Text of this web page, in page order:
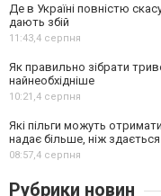
Де в Україні повністю
дають збій
11:43,4 серпня
Як правильно зібрати
найнеобхідніше
10:21,4 серпня
Які пільги можуть
надає більше, ніж здається
08:57,4 серпня
Рубрики новин